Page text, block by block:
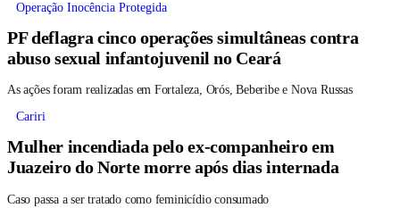
Operação Inocência Protegida
PF deflagra cinco operações simultâneas contra
abuso sexual infantojuvenil no Ceará
As ações foram realizadas em Fortaleza, Orós, Beberibe e Nova Russas
Cariri
Mulher incendiada pelo ex-companheiro em
Juazeiro do Norte morre após dias internada
Caso passa a ser tratado como feminicídio consumado